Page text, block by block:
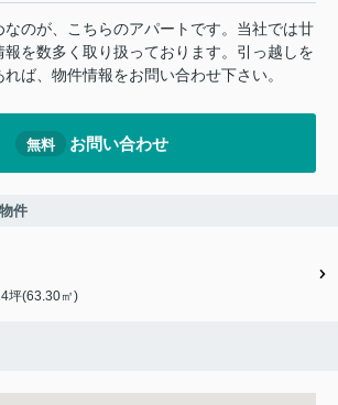
なのが、こちらのアパートです。当社では廿
報を数多く取り扱っております。引っ越しを
ば、物件情報をお問い合わせ下さい。
無料 お問い合わせ
件
坪(63.30㎡)